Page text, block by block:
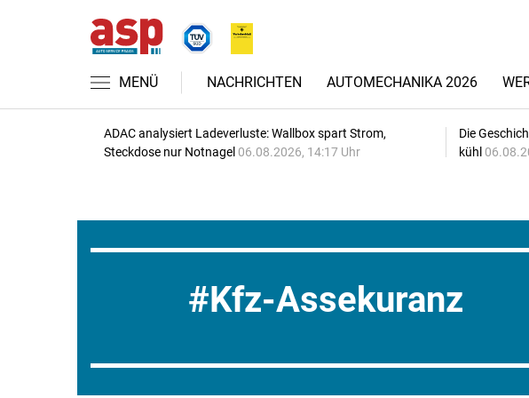
MENÜ NACHRICHTEN AUTOMECHANIKA 2026
ADAC analysiert Ladeverluste: Wallbox spart Strom,
Steckdose nur Notnagel 06.08.2026, 14:17 Uhr
Die
kühl
Kfz-Assekuranz